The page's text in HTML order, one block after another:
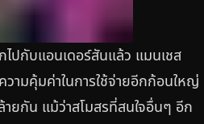
ไปกับแอนเดอร์สันแล้ว แมนเชส
ามคุ้มค่าในการใช้จ่ายอีกก้อนใหญ่
ยกัน แม้ว่าสโมสรที่สนใจอื่นๆ อีก